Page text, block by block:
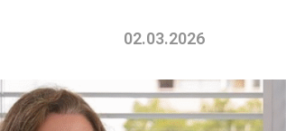
02.03.2026